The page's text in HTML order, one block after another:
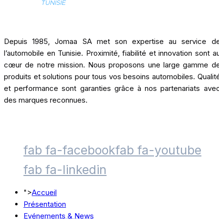
Depuis 1985, Jomaa SA met son expertise au service
l’automobile en Tunisie. Proximité, fiabilité et innovation sont
cœur de notre mission. Nous proposons une large gamme
produits et solutions pour tous vos besoins automobiles.
et performance sont garanties grâce à nos partenariats
des marques reconnues.
fab fa-facebookfab fa-youtube
fab fa-linkedin
">Accueil
Présentation
Evénements & News